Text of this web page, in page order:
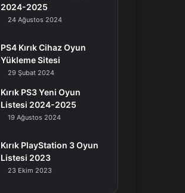
2024-2025
24 Ağustos 2024
PS4 Kırık Cihaz Oyun
Yükleme Sitesi
29 Şubat 2024
Kırık PS3 Yeni Oyun
Listesi 2024-2025
19 Ağustos 2024
Kırık PlayStation 3 Oyun
Listesi 2023
23 Ekim 2023